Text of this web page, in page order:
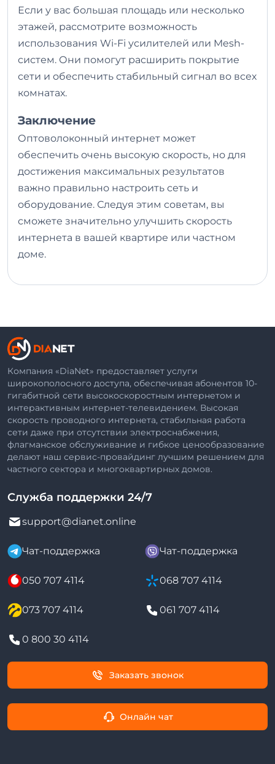
Если у вас большая площадь или несколько
этажей, рассмотрите возможность
использования Wi-Fi усилителей или Mesh-
систем. Они помогут расширить покрытие
сети и обеспечить стабильный сигнал во всех
комнатах.
Заключение
Оптоволоконный интернет может
обеспечить очень высокую скорость, но для
достижения максимальных результатов
важно правильно настроить сеть и
оборудование. Следуя этим советам, вы
сможете значительно улучшить скорость
интернета в вашей квартире или частном
доме.
Компания «DiaNet» предоставляет услуги
широкополосного доступа, обеспечивая абонентов 10-
гигабитной сети высокоскоростным интернетом и
интерактивным интернет-телевидением. Высокая
скорость проводного интернета, стабильная работа
сети даже при отсутствии электроснабжения,
флагманское обслуживание и гибкое ценообразование
делают наш сервис-провайдинг лучшим решением для
частного сектора и многоквартирных домов.
Служба поддержки 24/7
support@dianet.online
Чат-поддержка Чат-поддержка
050 707 4114 068 707 4114
073 707 4114 061 707 4114
0 800 30 4114
Заказать звонок
Онлайн чат